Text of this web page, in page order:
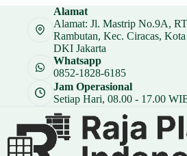
Alamat
Alamat: Jl. Mastrip No.9A,
Rambutan, Kec. Ciracas,
DKI Jakarta
Whatsapp
0852-1828-6185
Jam Operasional
Setiap Hari, 08.00 - 17.00